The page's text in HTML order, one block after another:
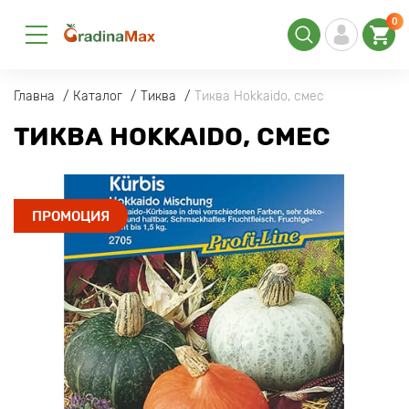
0
Главна Каталог Тиква Тиква Hokkaido, смес
ТИКВА HOKKAIDO, СМЕС
ПРОМОЦИЯ